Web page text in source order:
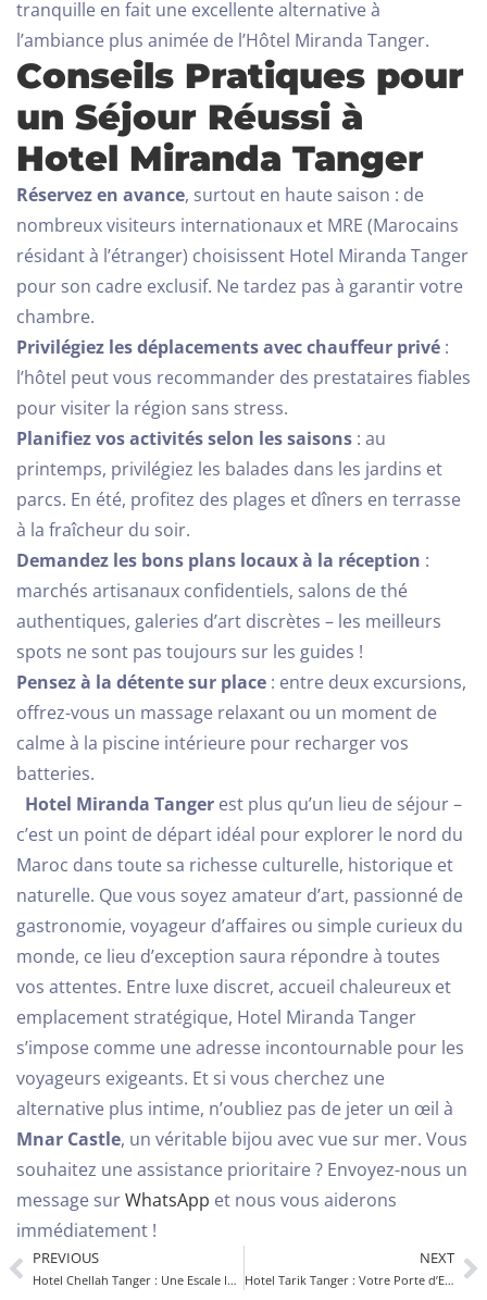
100
tranquille en fait une excellente alternative à
l’ambiance plus animée de l’Hôtel Miranda Tanger.
Conseils Pratiques pour
un Séjour Réussi à
Hotel Miranda Tanger
Réservez en avance, surtout en haute saison : de
nombreux visiteurs internationaux et MRE (Marocains
résidant à l’étranger) choisissent Hotel Miranda Tanger
pour son cadre exclusif. Ne tardez pas à garantir votre
chambre.
Privilégiez les déplacements avec chauffeur privé :
l’hôtel peut vous recommander des prestataires fiables
pour visiter la région sans stress.
Planifiez vos activités selon les saisons : au
printemps, privilégiez les balades dans les jardins et
parcs. En été, profitez des plages et dîners en terrasse
à la fraîcheur du soir.
Demandez les bons plans locaux à la réception :
marchés artisanaux confidentiels, salons de thé
authentiques, galeries d’art discrètes – les meilleurs
spots ne sont pas toujours sur les guides !
Pensez à la détente sur place : entre deux excursions,
offrez-vous un massage relaxant ou un moment de
calme à la piscine intérieure pour recharger vos
batteries.
Hotel Miranda Tanger est plus qu’un lieu de séjour –
c’est un point de départ idéal pour explorer le nord du
Maroc dans toute sa richesse culturelle, historique et
naturelle. Que vous soyez amateur d’art, passionné de
gastronomie, voyageur d’affaires ou simple curieux du
monde, ce lieu d’exception saura répondre à toutes
vos attentes. Entre luxe discret, accueil chaleureux et
emplacement stratégique, Hotel Miranda Tanger
s’impose comme une adresse incontournable pour les
voyageurs exigeants. Et si vous cherchez une
alternative plus intime, n’oubliez pas de jeter un œil à
Mnar Castle, un véritable bijou avec vue sur mer. Vous
souhaitez une assistance prioritaire ? Envoyez-nous un
message surWhatsApp et nous vous aiderons
immédiatement !
PREVIOUS
Hotel Chellah Tanger : Une Escale Idéale pour Découvrir Tanger
NEXT
Hotel Tarik Tanger : Votre Porte d’Entrée Idéale à Tanger
Arrivée
Départ
Adultes
1
Enfants Tous âges
0